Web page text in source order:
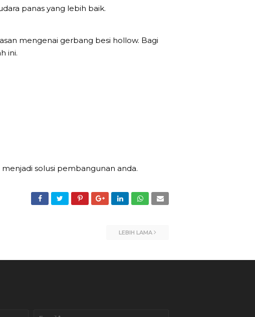
panas yang lebih baik.
mengenai gerbang besi hollow. Bagi
ini.
solusi pembangunan anda.
LEBIH LAMA